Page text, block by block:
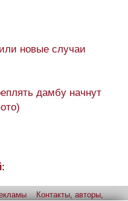
новые случаи
дамбу начнут
:
Контакты, авторы,